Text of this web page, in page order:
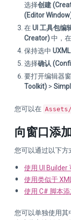
选择创建
(Editor
在UI 工具包编
Creator)中，在
保持选中 UXML
选择确认
要打开编辑器
Toolkit) >
您可以在
向窗口添
您可以通过以下方
使用 UI Builder
使用类似于
使用 C# 脚本添
您可以单独使用其